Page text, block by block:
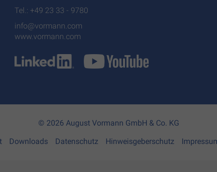
Tel.: +49 23 33 - 9780
info@vormann.com
www.vormann.com
© 2026 August Vormann GmbH & Co. KG
Downloads Datenschutz Hinweisgeberschutz